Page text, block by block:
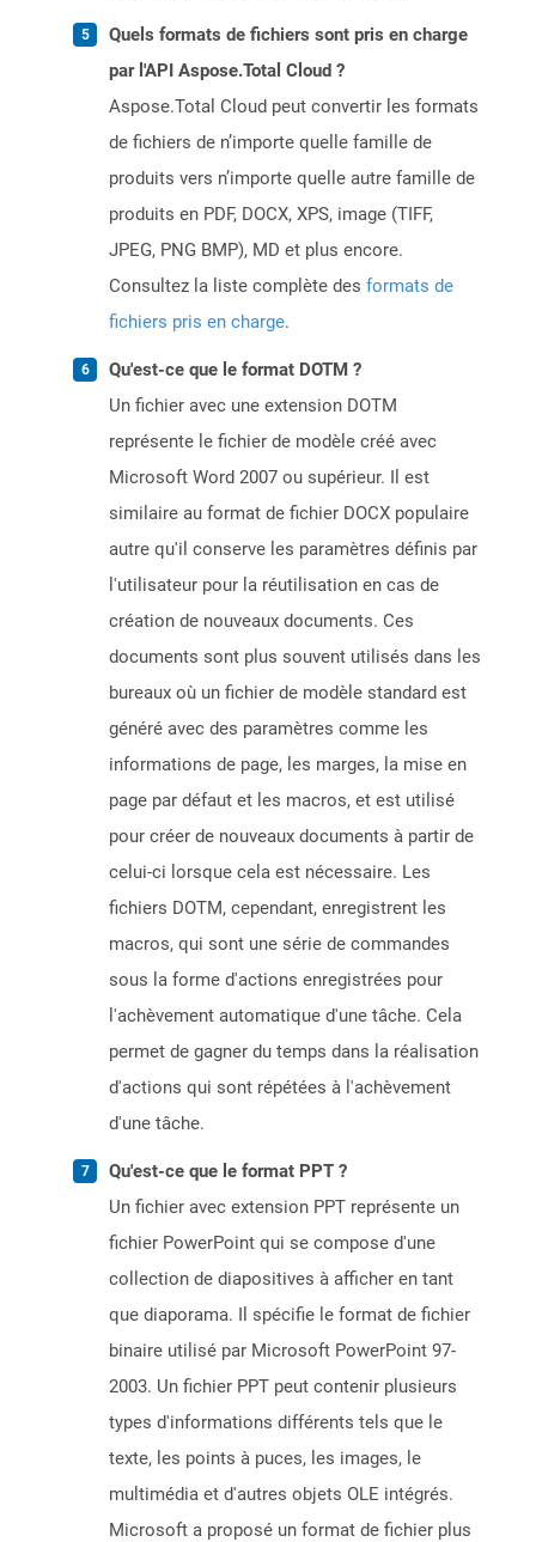
Quels formats de fichiers sont pris en charge
par l'API Aspose.Total Cloud ?
Aspose.Total Cloud peut convertir les formats
de fichiers de n’importe quelle famille de
produits vers n’importe quelle autre famille de
produits en PDF, DOCX, XPS, image (TIFF,
JPEG, PNG BMP), MD et plus encore.
Consultez la liste complète des formats de
fichiers pris en charge.
Qu'est-ce que le format DOTM ?
Un fichier avec une extension DOTM
représente le fichier de modèle créé avec
Microsoft Word 2007 ou supérieur. Il est
similaire au format de fichier DOCX populaire
autre qu'il conserve les paramètres définis par
l'utilisateur pour la réutilisation en cas de
création de nouveaux documents. Ces
documents sont plus souvent utilisés dans les
bureaux où un fichier de modèle standard est
généré avec des paramètres comme les
informations de page, les marges, la mise en
page par défaut et les macros, et est utilisé
pour créer de nouveaux documents à partir de
celui-ci lorsque cela est nécessaire. Les
fichiers DOTM, cependant, enregistrent les
macros, qui sont une série de commandes
sous la forme d'actions enregistrées pour
l'achèvement automatique d'une tâche. Cela
permet de gagner du temps dans la réalisation
d'actions qui sont répétées à l'achèvement
d'une tâche.
Qu'est-ce que le format PPT ?
Un fichier avec extension PPT représente un
fichier PowerPoint qui se compose d'une
collection de diapositives à afficher en tant
que diaporama. Il spécifie le format de fichier
binaire utilisé par Microsoft PowerPoint 97-
2003. Un fichier PPT peut contenir plusieurs
types d'informations différents tels que le
texte, les points à puces, les images, le
multimédia et d'autres objets OLE intégrés.
Microsoft a proposé un format de fichier plus